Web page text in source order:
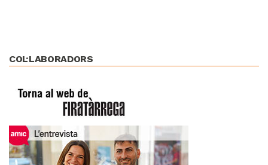
COL·LABORADORS